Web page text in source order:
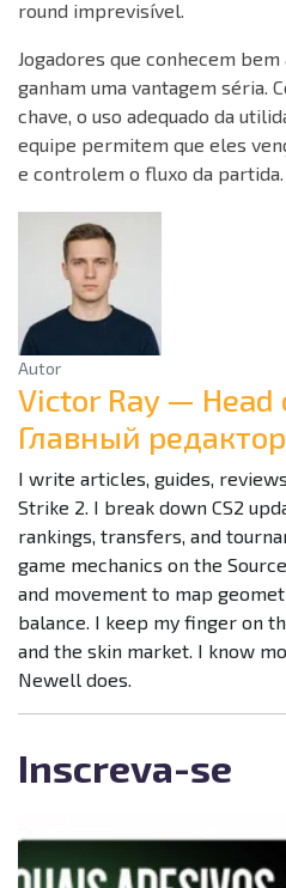
round imprevisível.
Jogadores que conhecem bem
ganham uma vantagem séria.
chave, o uso adequado da
equipe permitem que eles
e controlem o fluxo da partida.
Autor
Victor Ray — Head
Главный
I write articles, guides,
Strike 2. I break down CS2
rankings, transfers, and
game mechanics on the
and movement to map
balance. I keep my finger on
and the skin market. I know
Newell does.
Inscreva-se